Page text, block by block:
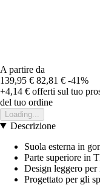
A partire da
139,95 € 82,81 € -41%
+4,14 € offerti sul tuo
del tuo ordine
Loading...
Descrizione
Suola esterna in
Parte superiore in
Design leggero
Progettato per gli